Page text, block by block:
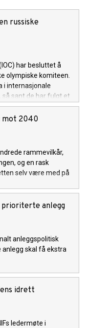
russiske
har besluttet å
olympiske komiteen.
i internasjonale
så sant de har fulgt et
mot 2040
rammevilkår,
og en rask
selv være med på
anlegg
anleggspolitisk
skal få ekstra
idrett
ledermøte i